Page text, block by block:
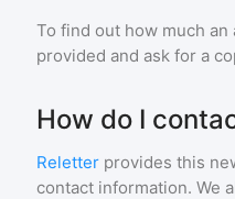
To find out how much
provided and ask for a
How do I
Reletter provides this
contact information. We